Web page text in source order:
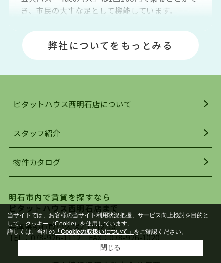
き、市民の大事な足として機能しています。
場や釣りスポットが多くあります。JR「大久保
駅」周辺には、ビブレ・イオンをはじめとした買
い物施設も多くあり、買い物にも困りません。
明石駅・西明石駅を中心に、明石市・神戸市西区
でお部屋探している方は、ぜひ当ＨＰにて物件を
お探しになってください。弊社は、スタッフの平
を行っており地域最大級の情報取扱量を誇ってお
ります。店頭で限られた物件をご紹介する、従来
自身でインターネットを利用し、理想のお部屋を
探していただき、選択していただいた物件情報に
対して、専門知識を持ったスタッフがサポートさ
せていただくスタイルを心がけております。私た
ちピタットハウス西明石店が大切にしていること
は、一度だけでは終わらない、お客様との末長い
弊社についてをもっとみる
ピタットハウス西明石店について
スタッフ紹介
物件カタログ
明石市内で賃貸を探すなら
ピタットハウス西明石店まで
兵庫県明石市小久保2丁目2-13
TEL：078-926-1112FAX：078-926-1020
当サイトでは、お客様の当サイト利用状況把握、サービス向上検討を目的と
して、クッキー（Cookie）を使用しています。
詳しくは、当社の 「Cookieの取扱いについて」 をご確認ください。
閉じる